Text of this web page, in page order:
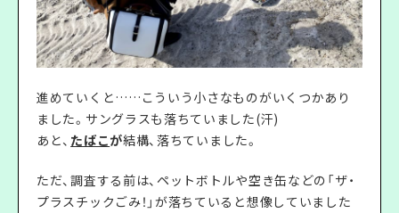
進めていくと……こういう小さなものがいくつかあり
ました。サングラスも落ちていました(汗)
あと、 たばこが結構、落ちていました。
ただ、調査する前は、ペットボトルや空き缶などの「ザ・
プラスチックごみ！」が落ちていると想像していました